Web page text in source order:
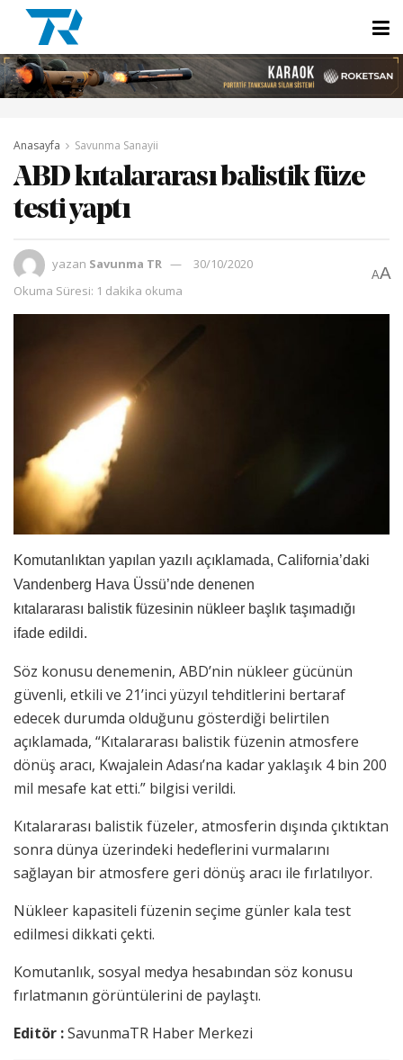
Anasayfa Savunma Sanayii
ABD kıtalararası balistik füze
testi yaptı
yazan Savunma TR
30/10/2020
Okuma Süresi: 1 dakika okuma
AA
Komutanlıktan yapılan yazılı açıklamada, California’daki
Vandenberg Hava Üssü’nde denenen
kıtalararası balistik füzesinin nükleer başlık taşımadığı
ifade edildi.
Söz konusu denemenin, ABD’nin nükleer gücünün
güvenli, etkili ve 21’inci yüzyıl tehditlerini bertaraf
edecek durumda olduğunu gösterdiği belirtilen
açıklamada, “Kıtalararası balistik füzenin atmosfere
dönüş aracı, Kwajalein Adası’na kadar yaklaşık 4 bin 200
mil mesafe kat etti.” bilgisi verildi.
Kıtalararası balistik füzeler, atmosferin dışında çıktıktan
sonra dünya üzerindeki hedeflerini vurmalarını
sağlayan bir atmosfere geri dönüş aracı ile fırlatılıyor.
Nükleer kapasiteli füzenin seçime günler kala test
edilmesi dikkati çekti.
Komutanlık, sosyal medya hesabından söz konusu
fırlatmanın görüntülerini de paylaştı.
Editör :SavunmaTR Haber Merkezi